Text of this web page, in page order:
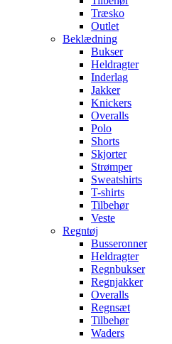
Træsko
Outlet
Beklædning
Bukser
Heldragter
Inderlag
Jakker
Knickers
Overalls
Polo
Shorts
Skjorter
Strømper
Sweatshirts
T-shirts
Tilbehør
Veste
Regntøj
Busseronner
Heldragter
Regnbukser
Regnjakker
Overalls
Regnsæt
Tilbehør
Waders